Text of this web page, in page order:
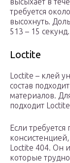
требуется
высохнуть.
513 – 15 секунд.
Loctite
Loctite – клей
состав
материалов.
подходит
Если требуется
Loctite 404. Он
которые